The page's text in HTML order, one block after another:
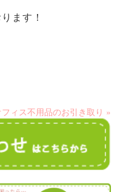
ます！
ィス不用品のお引き取り »